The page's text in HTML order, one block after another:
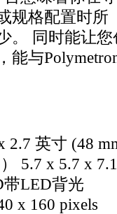
规格配置时所
。 同时能让
能与
2.7 英寸 (48
5.7 x 5.7 x
LED背光
x 160 pixels